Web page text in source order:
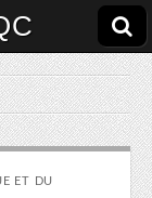
ET DU